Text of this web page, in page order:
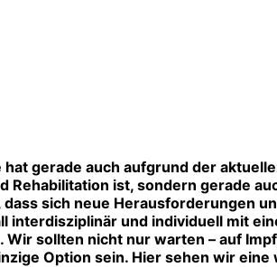
gerade auch aufgrund der
ist, sondern gerade
sich neue Heraus­forderungen
interdisziplinär und individuell mit
sollten nicht nur warten – auf
Option sein. Hier sehen wir